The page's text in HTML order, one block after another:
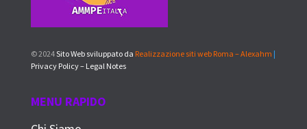
© 2024Sito Web sviluppato da Realizzazione siti web Roma – Alexahm |
Privacy Policy – Legal Notes
MENU RAPIDO